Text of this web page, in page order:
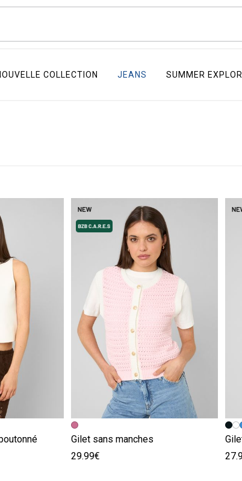
COLLECTION JEANS SUMMER
Image précédente
Image suivante
Gilet sans manches
29.99€